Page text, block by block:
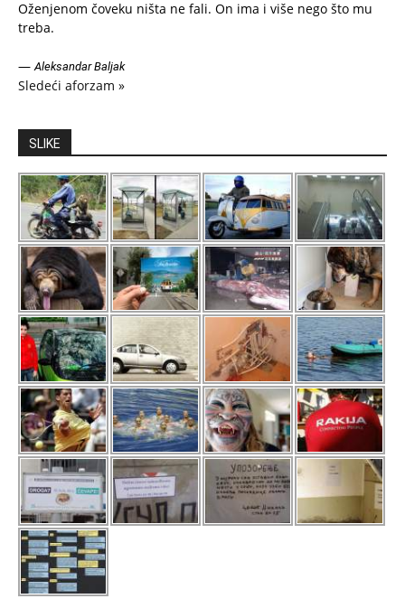
Oženjenom čoveku ništa ne fali. On ima i više nego što mu
treba.
—Aleksandar Baljak
Sledeći aforzam »
SLIKE